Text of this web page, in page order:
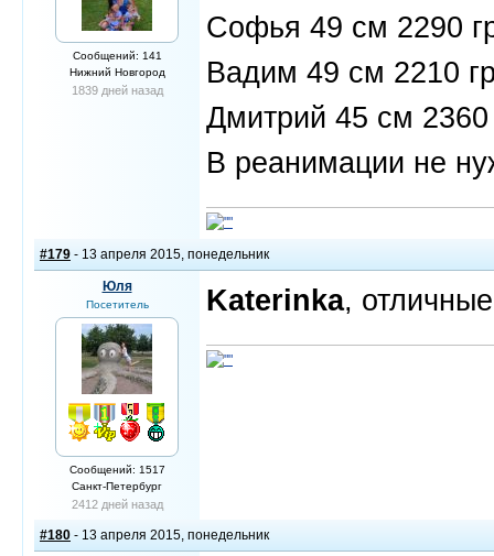
Сообщений: 141
Нижний Новгород
1839 дней назад
Софья 49 см 2290
Вадим 49 см 2210
Дмитрий 45 см 2360
В реанимации не
#179 - 13 апреля 2015, понедельник
Юля
Посетитель
Сообщений: 1517
Санкт-Петербург
2412 дней назад
Katerinka,
#180 - 13 апреля 2015, понедельник